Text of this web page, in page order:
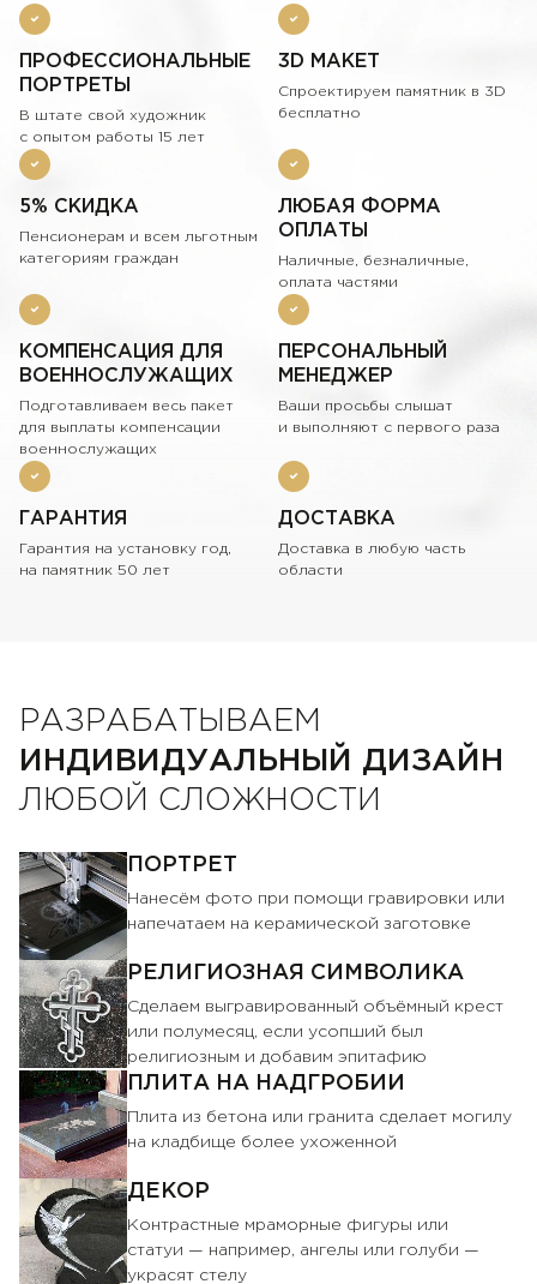
ПРОФЕССИОНАЛЬНЫЕ
ПОРТРЕТЫ
В штате свой художник
с опытом работы 15 лет
3D МАКЕТ
Спроектируем памятник в 3D
бесплатно
5% СКИДКА
Пенсионерам и всем льготным
категориям граждан
ЛЮБАЯ ФОРМА
ОПЛАТЫ
Наличные, безналичные,
оплата частями
КОМПЕНСАЦИЯ ДЛЯ
ВОЕННОСЛУЖАЩИХ
Подготавливаем весь пакет
для выплаты компенсации
военнослужащих
ПЕРСОНАЛЬНЫЙ
МЕНЕДЖЕР
Ваши просьбы слышат
и выполняют с первого раза
ГАРАНТИЯ
Гарантия на установку год,
на памятник 50 лет
ДОСТАВКА
Доставка в любую часть
области
РАЗРАБАТЫВАЕМ
ИНДИВИДУАЛЬНЫЙ ДИЗАЙН
ЛЮБОЙ СЛОЖНОСТИ
ПОРТРЕТ
Нанесём фото при помощи гравировки или
напечатаем на керамической заготовке
РЕЛИГИОЗНАЯ СИМВОЛИКА
Сделаем выгравированный объёмный крест
или полумесяц, если усопший был
религиозным и добавим эпитафию
ПЛИТА НА НАДГРОБИИ
Плита из бетона или гранита сделает могилу
на кладбище более ухоженной
ДЕКОР
Контрастные мраморные фигуры или
статуи — например, ангелы или голуби —
украсят стелу